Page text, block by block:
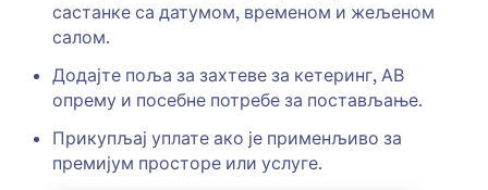
састанке са датумом, временом и жељеном
салом.
Додајте поља за захтеве за кетеринг, АВ
опрему и посебне потребе за постављање.
Прикупљај уплате ако је применљиво за
премијум просторе или услуге.